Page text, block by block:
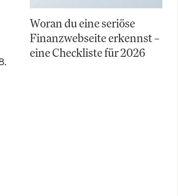
Woran du eine seriöse
Finanzwebseite erkennst –
eine Checkliste für 2026